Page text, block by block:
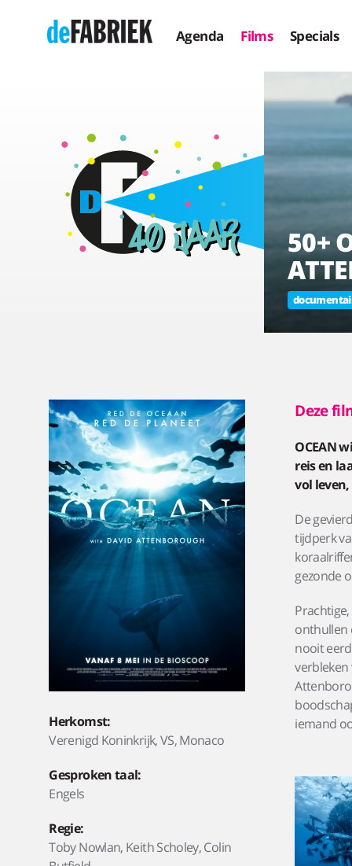
Agenda Films Specials
50+
Herkomst:
Verenigd Koninkrijk, VS, Monaco
Gesproken taal:
Engels
Regie:
Toby Nowlan, Keith Scholey, Colin
Deze
OCEAN
reis en
vol
De
tijdperk
gezonde
onthullen
nooit
verbleken
iemand